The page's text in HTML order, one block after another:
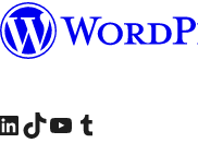
Seite besuchen
Konto besuchen
Unser LinkedIn-Konto besuchen
Unser TikTok-Konto besuchen
Unseren YouTube-Kanal besuchen
Unser Tumblr-Konto besuchen